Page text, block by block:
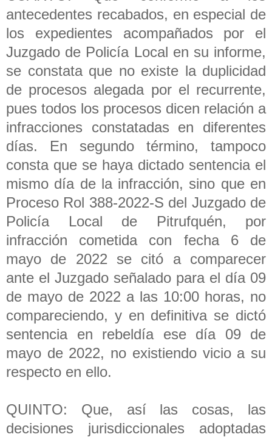
antecedentes recabados, en especial de
los expedientes acompañados por el
Juzgado de Policía Local en su informe,
se constata que no existe la duplicidad
de procesos alegada por el recurrente,
pues todos los procesos dicen relación a
infracciones constatadas en diferentes
días. En segundo término, tampoco
consta que se haya dictado sentencia el
mismo día de la infracción, sino que en
Proceso Rol 388-2022-S del Juzgado de
Policía Local de Pitrufquén, por
infracción cometida con fecha 6 de
mayo de 2022 se citó a comparecer
ante el Juzgado señalado para el día 09
de mayo de 2022 a las 10:00 horas, no
compareciendo, y en definitiva se dictó
sentencia en rebeldía ese día 09 de
mayo de 2022, no existiendo vicio a su
respecto en ello.
QUINTO: Que, así las cosas, las
decisiones jurisdiccionales adoptadas